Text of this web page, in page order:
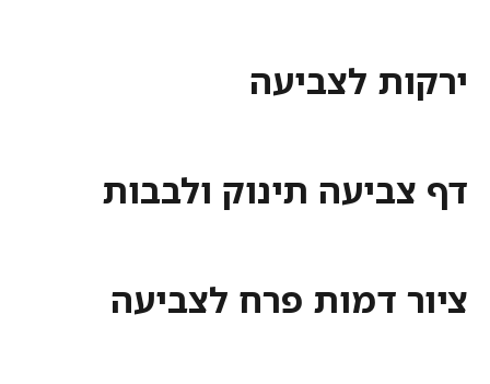
ירקות לצביעה
דף צביעה תינוק ולבבות
ציור דמות פרח לצביעה